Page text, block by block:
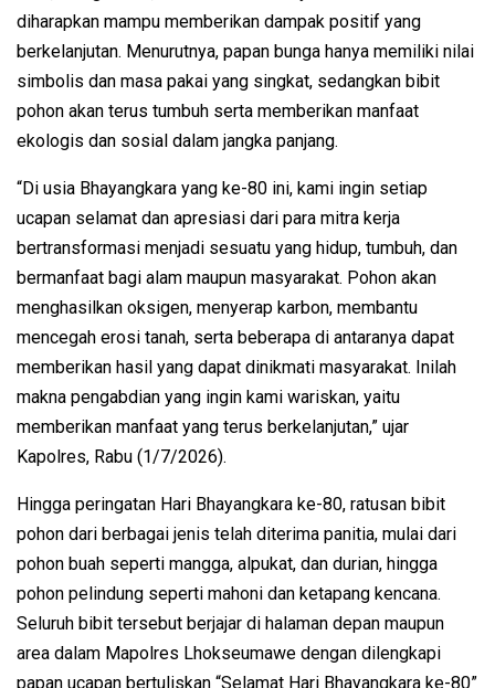
diharapkan mampu memberikan dampak positif yang
berkelanjutan. Menurutnya, papan bunga hanya memiliki nilai
simbolis dan masa pakai yang singkat, sedangkan bibit
pohon akan terus tumbuh serta memberikan manfaat
ekologis dan sosial dalam jangka panjang.
“Di usia Bhayangkara yang ke-80 ini, kami ingin setiap
ucapan selamat dan apresiasi dari para mitra kerja
bertransformasi menjadi sesuatu yang hidup, tumbuh, dan
bermanfaat bagi alam maupun masyarakat. Pohon akan
menghasilkan oksigen, menyerap karbon, membantu
mencegah erosi tanah, serta beberapa di antaranya dapat
memberikan hasil yang dapat dinikmati masyarakat. Inilah
makna pengabdian yang ingin kami wariskan, yaitu
memberikan manfaat yang terus berkelanjutan,” ujar
Kapolres, Rabu (1/7/2026).
Hingga peringatan Hari Bhayangkara ke-80, ratusan bibit
pohon dari berbagai jenis telah diterima panitia, mulai dari
pohon buah seperti mangga, alpukat, dan durian, hingga
pohon pelindung seperti mahoni dan ketapang kencana.
Seluruh bibit tersebut berjajar di halaman depan maupun
area dalam Mapolres Lhokseumawe dengan dilengkapi
papan ucapan bertuliskan “Selamat Hari Bhayangkara ke-80”